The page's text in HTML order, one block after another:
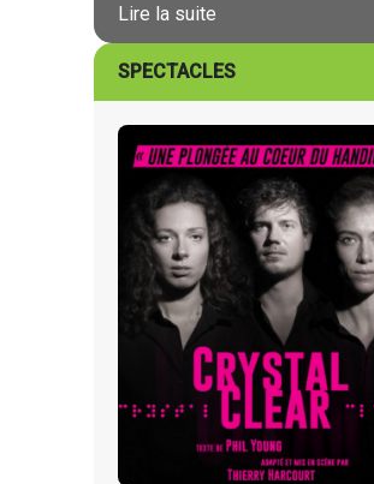
Lire la suite
SPECTACLES